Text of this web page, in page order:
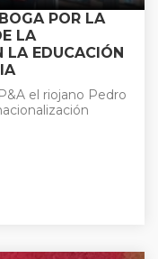
POR LA
LA
LA EDUCACIÓN
el riojano Pedro